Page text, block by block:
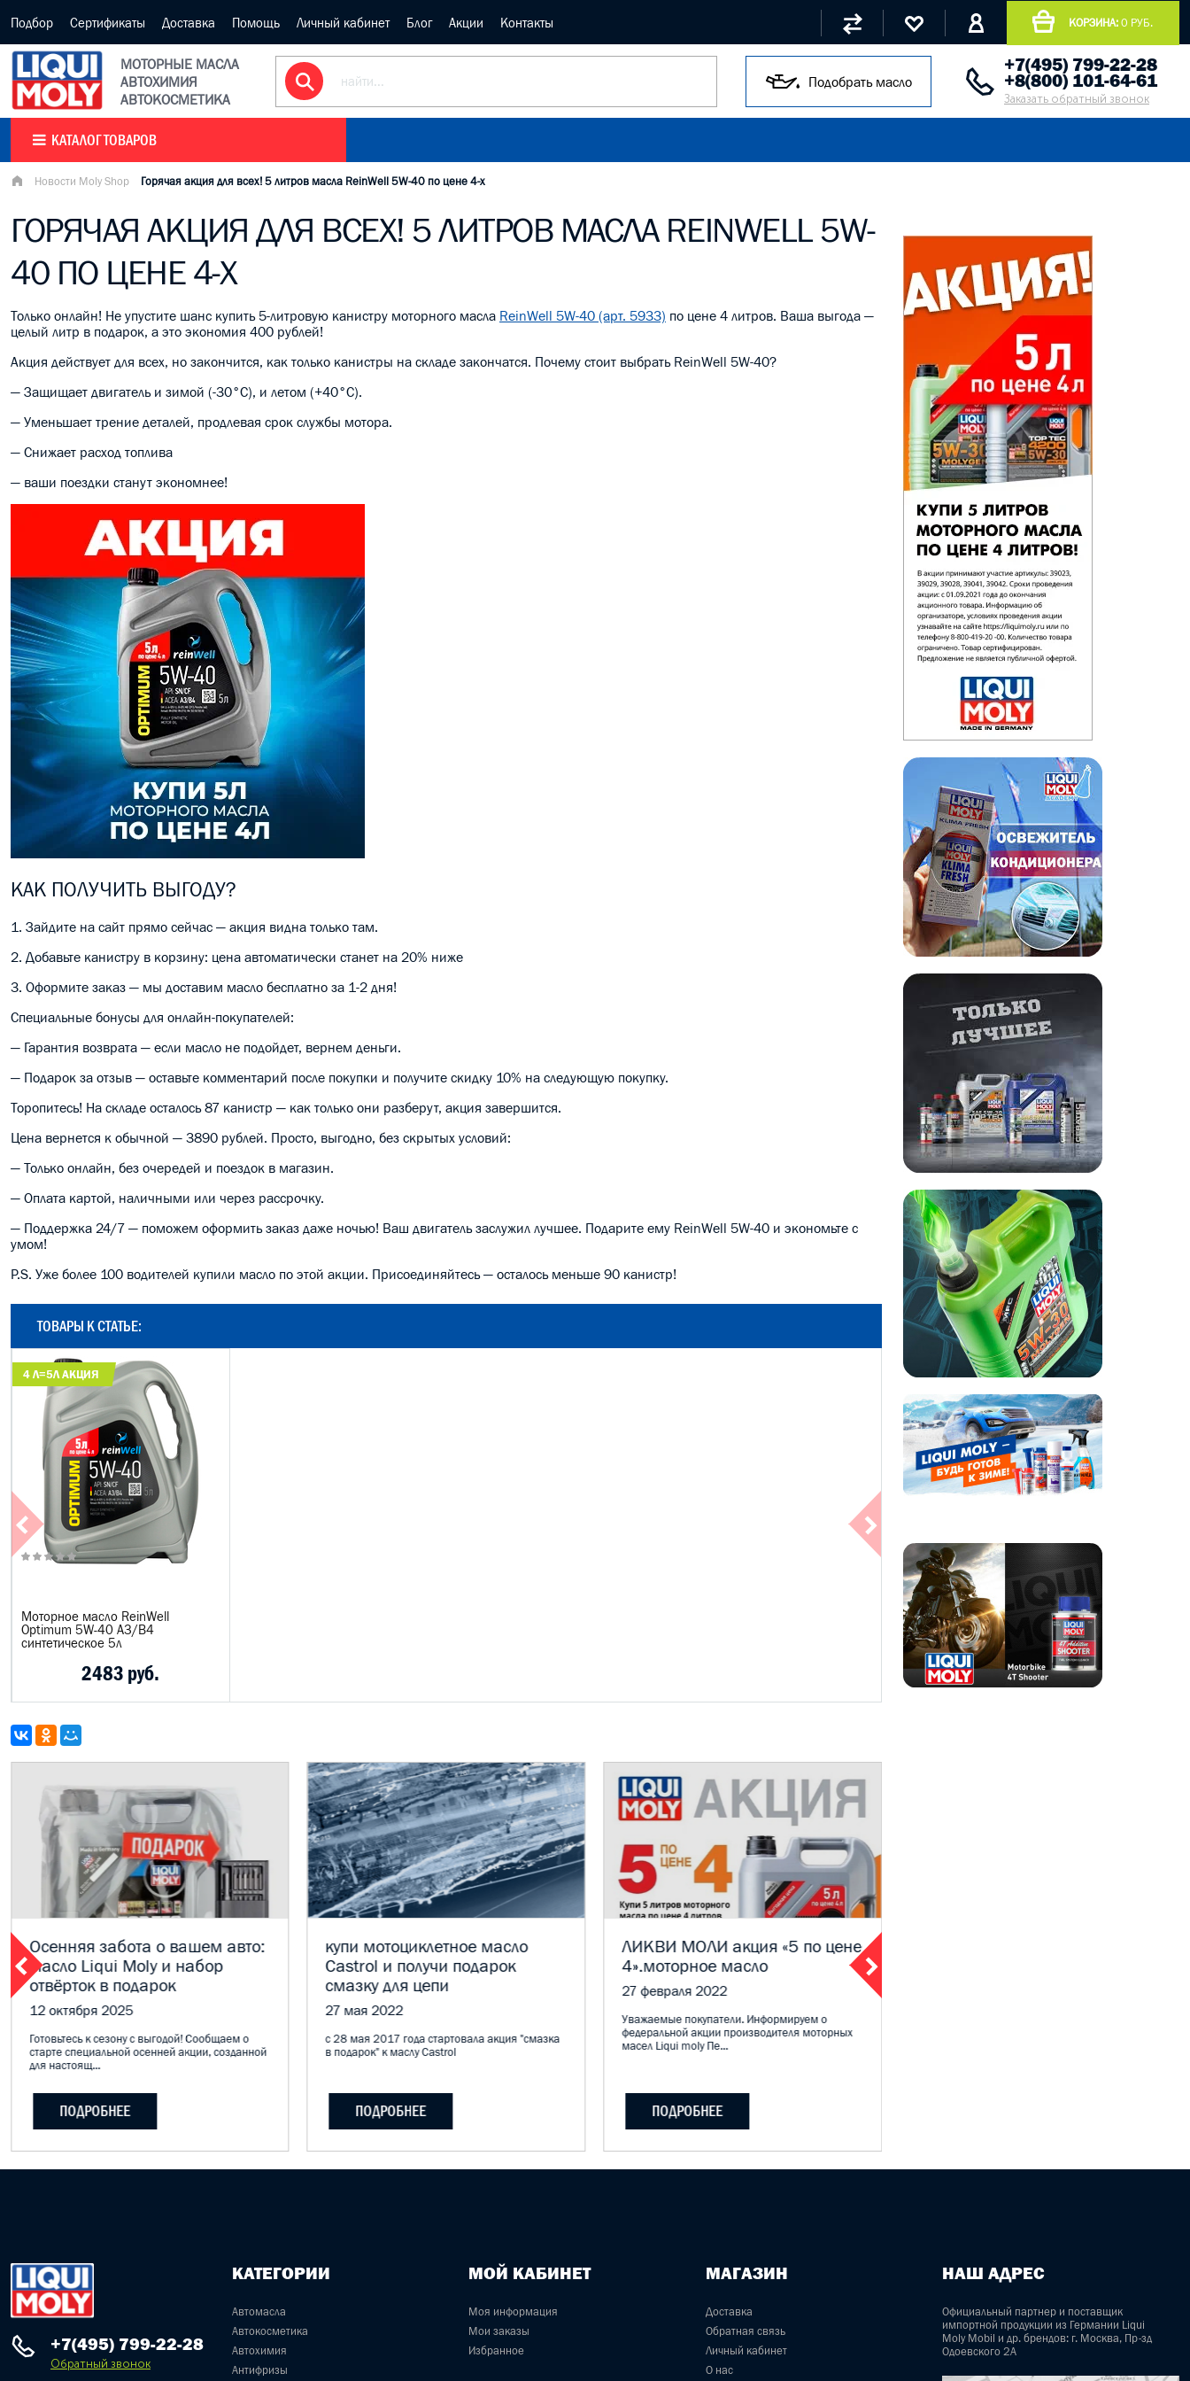
Подбор Сертификаты Доставка Помощь Личный кабинет Блог Акции Контакты КОРЗИНА: 0 РУБ.
МОТОРНЫЕ МАСЛА
АВТОХИМИЯ
АВТОКОСМЕТИКА
Подобрать масло
+7(495) 799-22-28
+8(800) 101-64-61
Заказать обратный звонок
КАТАЛОГ ТОВАРОВ
Новости Moly Shop Горячая акция для всех! 5 литров масла ReinWell 5W-40 по цене 4-х
ГОРЯЧАЯ АКЦИЯ ДЛЯ ВСЕХ! 5 ЛИТРОВ МАСЛА REINWELL 5W-
40 ПО ЦЕНЕ 4-Х
Только онлайн! Не упустите шанс купить 5-литровую канистру моторного масла ReinWell 5W-40 (арт. 5933) по цене 4 литров. Ваша выгода —
целый литр в подарок, а это экономия 400 рублей!
Акция действует для всех, но закончится, как только канистры на складе закончатся. Почему стоит выбрать ReinWell 5W-40?
— Защищает двигатель и зимой (-30°C), и летом (+40°C).
— Уменьшает трение деталей, продлевая срок службы мотора.
— Снижает расход топлива
— ваши поездки станут экономнее!
КАК ПОЛУЧИТЬ ВЫГОДУ?
1. Зайдите на сайт прямо сейчас — акция видна только там.
2. Добавьте канистру в корзину: цена автоматически станет на 20% ниже
3. Оформите заказ — мы доставим масло бесплатно за 1-2 дня!
Специальные бонусы для онлайн-покупателей:
— Гарантия возврата — если масло не подойдет, вернем деньги.
— Подарок за отзыв — оставьте комментарий после покупки и получите скидку 10% на следующую покупку.
Торопитесь! На складе осталось 87 канистр — как только они разберут, акция завершится.
Цена вернется к обычной — 3890 рублей. Просто, выгодно, без скрытых условий:
— Только онлайн, без очередей и поездок в магазин.
— Оплата картой, наличными или через рассрочку.
— Поддержка 24/7 — поможем оформить заказ даже ночью! Ваш двигатель заслужил лучшее. Подарите ему ReinWell 5W-40 и экономьте с
умом!
P.S. Уже более 100 водителей купили масло по этой акции. Присоединяйтесь — осталось меньше 90 канистр!
ТОВАРЫ К СТАТЬЕ:
4 Л=5Л АКЦИЯ
Моторное масло ReinWell
Optimum 5W-40 А3/В4
синтетическое 5л
2483 руб.
Осенняя забота о вашем авто:
масло Liqui Moly и набор
отвёрток в подарок
12 октября 2025
Готовьтесь к сезону с выгодой! Сообщаем о
старте специальной осенней акции, созданной
для настоящ...
ПОДРОБНЕЕ
купи мотоциклетное масло
Castrol и получи подарок
смазку для цепи
27 мая 2022
с 28 мая 2017 года стартовала акция "смазка
в подарок" к маслу Castrol
ПОДРОБНЕЕ
ЛИКВИ МОЛИ акция «5 по цене
4».моторное масло
27 февраля 2022
Уважаемые покупатели. Информируем о
федеральной акции производителя моторных
масел Liqui moly Пе...
ПОДРОБНЕЕ
+7(495) 799-22-28
Обратный звонок
КАТЕГОРИИ
Автомасла
Автокосметика
Автохимия
Антифризы
МОЙ КАБИНЕТ
Моя информация
Мои заказы
Избранное
МАГАЗИН
Доставка
Обратная связь
Личный кабинет
О нас
НАШ АДРЕС
Официальный партнер и поставщик
импортной продукции из Германии Liqui
Moly Mobil и др. брендов: г. Москва, Пр-зд
Одоевского 2А